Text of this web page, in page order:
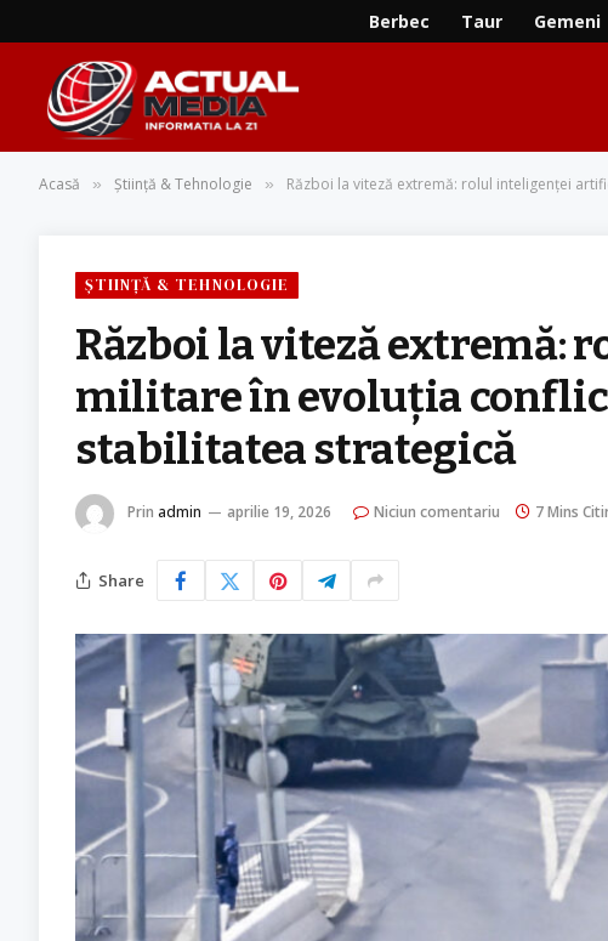
Berbec Taur Gemeni
Acasă » Știință & Tehnologie » Război la viteză extremă: rolul inteligenței
ȘTIINȚĂ & TEHNOLOGIE
Război la viteză
militare în evoluția
stabilitatea strategică
Prin admin aprilie 19, 2026 Niciun comentariu 7 Mins
Share